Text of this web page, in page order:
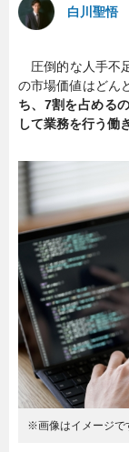
副業
暮らし
白川聖悟
圧倒的な人手不
の市場価値はどん
ち、7割を占める
して業務を行う働
※画像はイメージで